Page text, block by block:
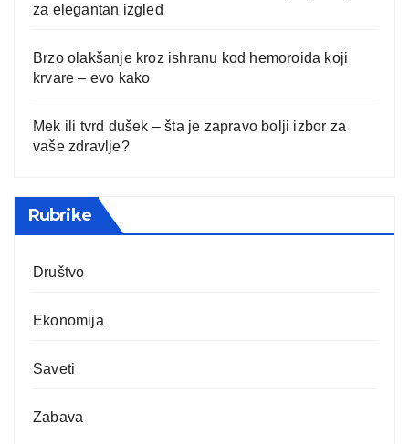
za elegantan izgled
Brzo olakšanje kroz ishranu kod hemoroida koji
krvare – evo kako
Mek ili tvrd dušek – šta je zapravo bolji izbor za
vaše zdravlje?
Rubrike
Društvo
Ekonomija
Saveti
Zabava